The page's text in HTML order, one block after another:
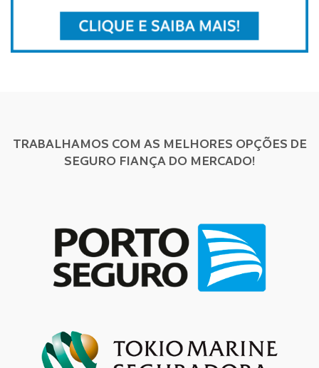
TRABALHAMOS COM AS MELHORES OPÇÕES DE
SEGURO FIANÇA DO MERCADO!